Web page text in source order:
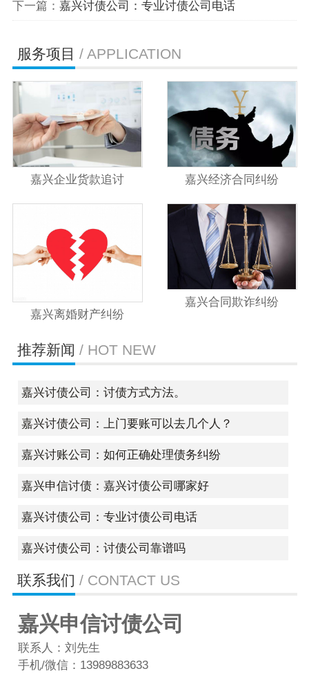
下一篇： 嘉兴讨债公司：专业讨债公司电话
服务项目 / APPLICATION
嘉兴企业货款追讨 嘉兴经济合同纠纷
嘉兴离婚财产纠纷
嘉兴合同欺诈纠纷
推荐新闻 / HOT NEW
嘉兴讨债公司：讨债方式方法。
嘉兴讨债公司：上门要账可以去几个人？
嘉兴讨账公司：如何正确处理债务纠纷
嘉兴申信讨债：嘉兴讨债公司哪家好
嘉兴讨债公司：专业讨债公司电话
嘉兴讨债公司：讨债公司靠谱吗
联系我们 / CONTACT US
嘉兴申信讨债公司
联系人：刘先生
手机/微信：13989883633